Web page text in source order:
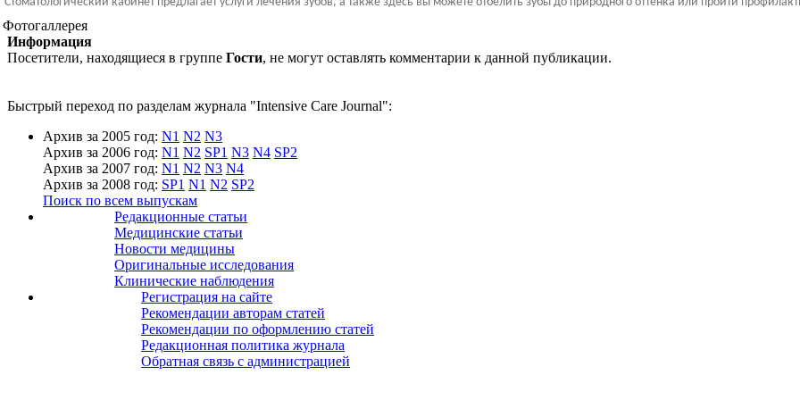
Фотогаллерея
Информация
Посетители, находящиеся в группе Гости, не могут оставлять комментарии к данной публикации.
Быстрый переход по разделам журнала "Intensive Care Journal":
Архив за 2005 год: N1 N2 N3
Архив за 2006 год: N1 N2 SP1 N3 N4 SP2
Архив за 2007 год: N1 N2 N3 N4
Архив за 2008 год: SP1 N1 N2 SP2
Поиск по всем выпускам
Редакционные статьи
Медицинские статьи
Новости медицины
Оригинальные исследования
Клинические наблюдения
Регистрация на сайте
Рекомендации авторам статей
Рекомендации по оформлению статей
Редакционная политика журнала
Обратная связь с администрацией